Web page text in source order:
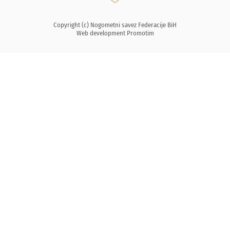
Copyright (c) Nogometni savez Federacije BiH
Web development Promotim